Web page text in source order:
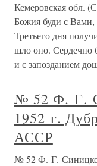
Кемеровская обл.
Божия буди с
Третьего дня
шло оно. Сердечно
и с запозданием
№ 52 Ф. Г.
1952 г.
АССР
№ 52 Ф. Г.